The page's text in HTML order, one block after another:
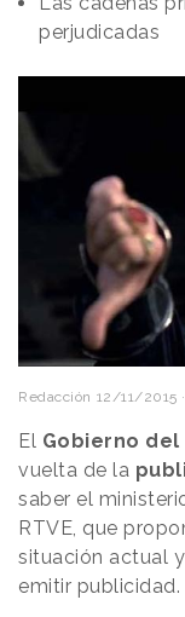
perjudicadas
Redacción 12/11/2015
El Gobierno
vuelta de la
saber el
RTVE, que
situación actual
emitir publicidad.